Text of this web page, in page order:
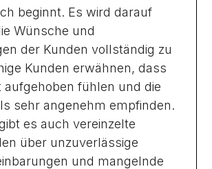
beginnt. Es wird darauf
Wünsche und
der Kunden vollständig zu
Kunden erwähnen, dass
aufgehoben fühlen und die
sehr angenehm empfinden.
es auch vereinzelte
über unzuverlässige
und mangelnde